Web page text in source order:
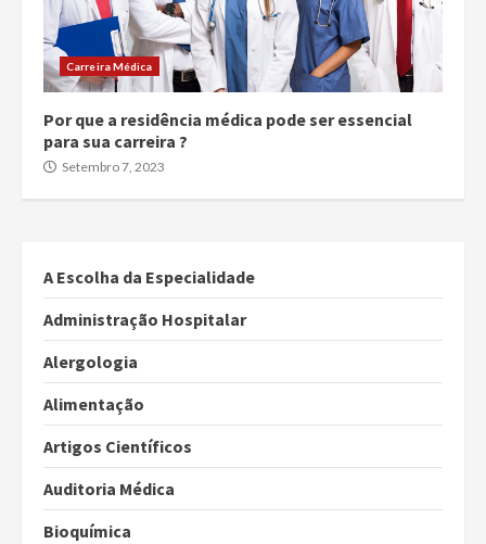
Carreira Médica
Por que a residência médica pode ser essencial
para sua carreira ?
Setembro 7, 2023
A Escolha da Especialidade
Administração Hospitalar
Alergologia
Alimentação
Artigos Científicos
Auditoria Médica
Bioquímica